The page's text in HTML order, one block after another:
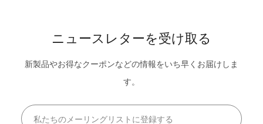
稿 投
ニュースレターを受け取る
新製品やお得なクーポンなどの情報をいち早くお届けしま
す。